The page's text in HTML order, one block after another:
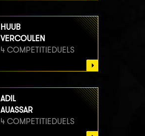
HUUB
VERCOULEN
4 COMPETITIEDUELS
ADIL
AUASSAR
4 COMPETITIEDUELS